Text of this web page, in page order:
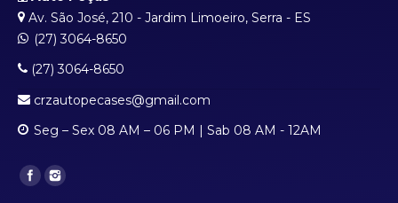
Av. São José, 210 - Jardim Limoeiro, Serra - ES
(27) 3064-8650
(27) 3064-8650
crzautopecases@gmail.com
Seg – Sex 08 AM – 06 PM | Sab 08 AM - 12AM
Find us on: